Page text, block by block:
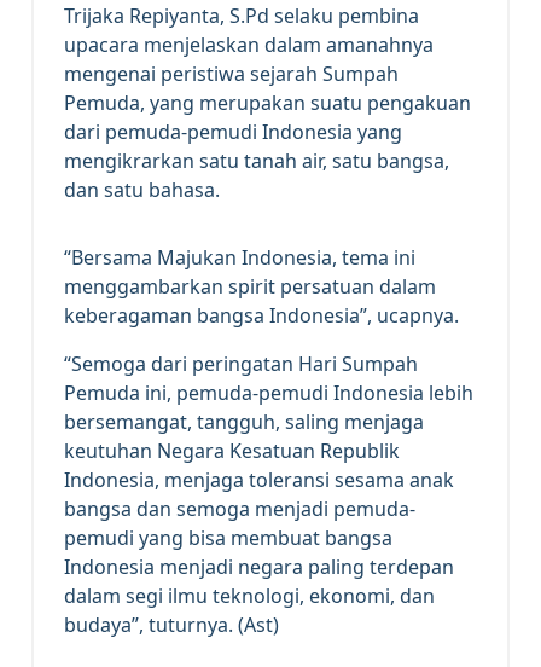
Trijaka Repiyanta, S.Pd selaku pembina
upacara menjelaskan dalam amanahnya
mengenai peristiwa sejarah Sumpah
Pemuda, yang merupakan suatu pengakuan
dari pemuda-pemudi Indonesia yang
mengikrarkan satu tanah air, satu bangsa,
dan satu bahasa.
“Bersama Majukan Indonesia, tema ini
menggambarkan spirit persatuan dalam
keberagaman bangsa Indonesia”, ucapnya.
“Semoga dari peringatan Hari Sumpah
Pemuda ini, pemuda-pemudi Indonesia lebih
bersemangat, tangguh, saling menjaga
keutuhan Negara Kesatuan Republik
Indonesia, menjaga toleransi sesama anak
bangsa dan semoga menjadi pemuda-
pemudi yang bisa membuat bangsa
Indonesia menjadi negara paling terdepan
dalam segi ilmu teknologi, ekonomi, dan
budaya”, tuturnya. (Ast)